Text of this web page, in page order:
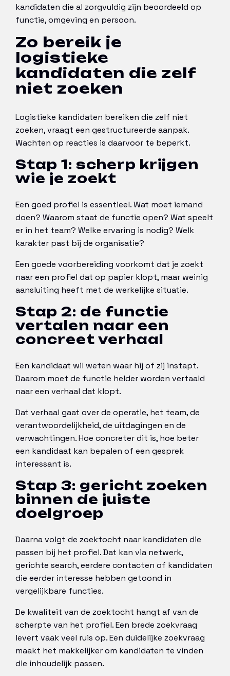
kandidaten die al zorgvuldig zijn beoordeeld op
functie, omgeving en persoon.
Zo bereik je
logistieke
kandidaten die zelf
niet zoeken
Logistieke kandidaten bereiken die zelf niet
zoeken, vraagt een gestructureerde aanpak.
Wachten op reacties is daarvoor te beperkt.
Stap 1: scherp krijgen
wie je zoekt
Een goed profiel is essentieel. Wat moet iemand
doen? Waarom staat de functie open? Wat speelt
er in het team? Welke ervaring is nodig? Welk
karakter past bij de organisatie?
Een goede voorbereiding voorkomt dat je zoekt
naar een profiel dat op papier klopt, maar weinig
aansluiting heeft met de werkelijke situatie.
Stap 2: de functie
vertalen naar een
concreet verhaal
Een kandidaat wil weten waar hij of zij instapt.
Daarom moet de functie helder worden vertaald
naar een verhaal dat klopt.
Dat verhaal gaat over de operatie, het team, de
verantwoordelijkheid, de uitdagingen en de
verwachtingen. Hoe concreter dit is, hoe beter
een kandidaat kan bepalen of een gesprek
interessant is.
Stap 3: gericht zoeken
binnen de juiste
doelgroep
Daarna volgt de zoektocht naar kandidaten die
passen bij het profiel. Dat kan via netwerk,
gerichte search, eerdere contacten of kandidaten
die eerder interesse hebben getoond in
vergelijkbare functies.
De kwaliteit van de zoektocht hangt af van de
scherpte van het profiel. Een brede zoekvraag
levert vaak veel ruis op. Een duidelijke zoekvraag
maakt het makkelijker om kandidaten te vinden
die inhoudelijk passen.